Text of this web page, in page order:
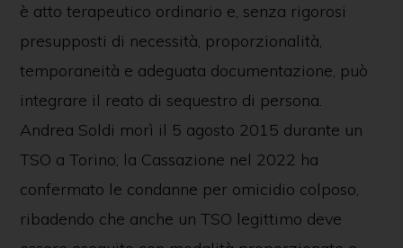
è atto terapeutico ordinario e, senza rigorosi
presupposti di necessità, proporzionalità,
temporaneità e adeguata documentazione, può
integrare il reato di sequestro di persona.
Andrea Soldi morì il 5 agosto 2015 durante un
TSO a Torino; la Cassazione nel 2022 ha
confermato le condanne per omicidio colposo,
ribadendo che anche un TSO legittimo deve